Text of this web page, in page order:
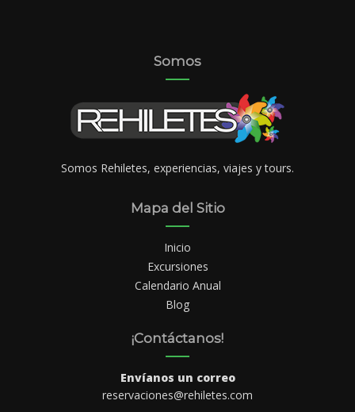
Somos
Somos Rehiletes, experiencias, viajes y tours.
Mapa del Sitio
Inicio
Excursiones
Calendario Anual
Blog
¡Contáctanos!
Envíanos un correo
reservaciones@rehiletes.com